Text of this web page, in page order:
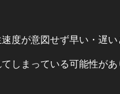
度が意図せず早い・遅
しまっている可能性があ